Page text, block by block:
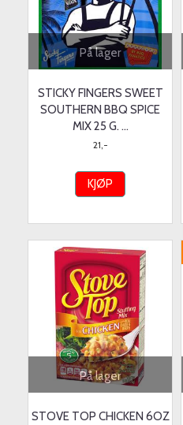
På lager
STICKY FINGERS SWEET
SOUTHERN BBQ SPICE
MIX 25 G. ...
21,-
KJØP
På lager
STOVE TOP CHICKEN 6OZ